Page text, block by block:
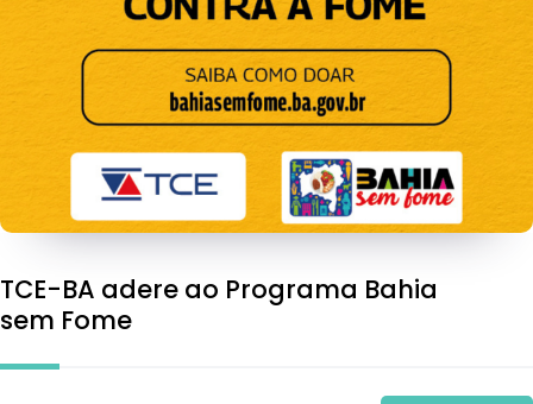
TCE-BA adere ao Programa Bahia
sem Fome